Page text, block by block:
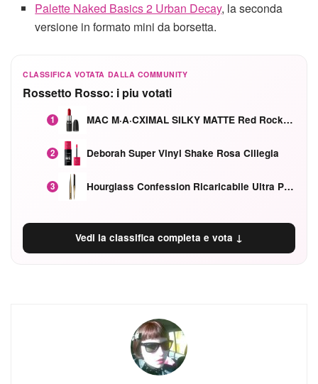
Palette Naked Basics 2 Urban Decay, la seconda
versione in formato mini da borsetta.
CLASSIFICA VOTATA DALLA COMMUNITY
Rossetto Rosso: i piu votati
1 MAC M·A·CXIMAL SILKY MATTE Red Rock mat
2 Deborah Super Vinyl Shake Rosa Ciliegia
3 Hourglass Confession Ricaricabile Ultra Preciso Ad Alta Intensità Secretly Classic Red
Vedi la classifica completa e vota ↓